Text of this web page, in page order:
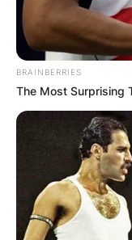
СОЦИЈАЛНИ
facebook
ИЗБЕРИ ЈАЗИК:
BRAINBERRIES
The Most Surprising